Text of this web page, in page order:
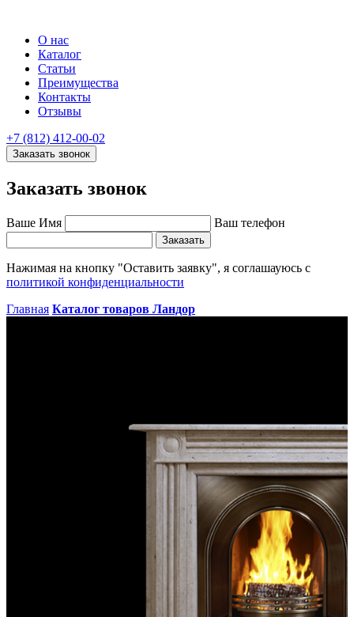
О нас
Каталог
Статьи
Преимущества
Контакты
Отзывы
+7 (812) 412-00-02
Заказать звонок
Заказать звонок
Ваше Имя Ваш телефон
Заказать
Нажимая на кнопку "Оставить заявку", я соглашауюсь с
политикой конфиденциальности
Главная Каталог товаров Ландор